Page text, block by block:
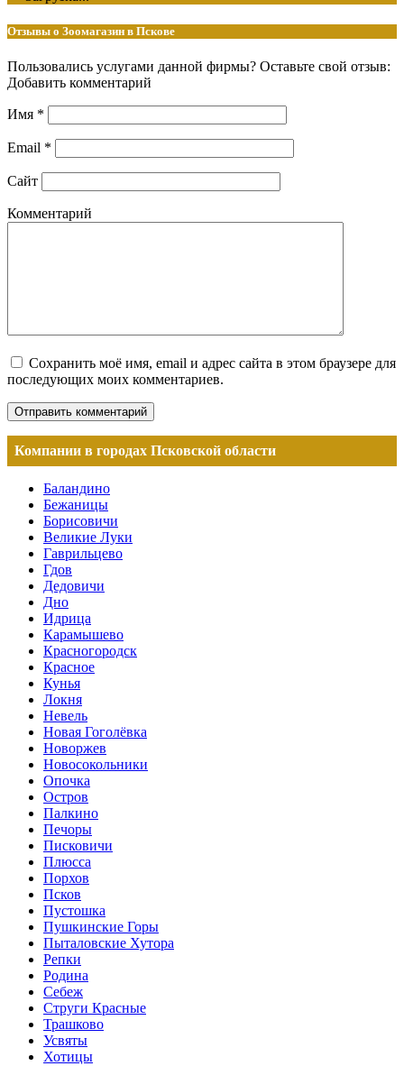
Отзывы о Зоомагазин в Пскове
Пользовались услугами данной фирмы? Оставьте свой отзыв:
Добавить комментарий
Имя *
Email *
Сайт
Комментарий
Сохранить моё имя, email и адрес сайта в этом браузере для
последующих моих комментариев.
Компании в городах Псковской области
Баландино
Бежаницы
Борисовичи
Великие Луки
Гаврильцево
Гдов
Дедовичи
Дно
Идрица
Карамышево
Красногородск
Красное
Кунья
Локня
Невель
Новая Гоголёвка
Новоржев
Новосокольники
Опочка
Остров
Палкино
Печоры
Писковичи
Плюсса
Порхов
Псков
Пустошка
Пушкинские Горы
Пыталовские Хутора
Репки
Родина
Себеж
Струги Красные
Трашково
Усвяты
Хотицы